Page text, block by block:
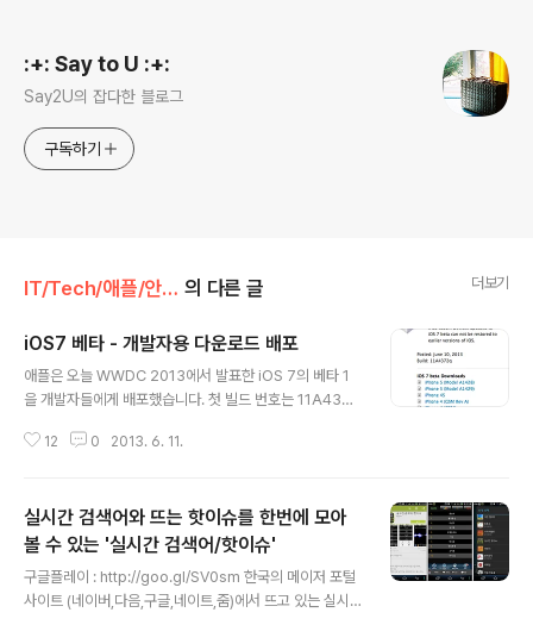
:+: Say to U :+:
Say2U의 잡다한 블로그
구독하기
IT/Tech/애플/안드로이드 TIP 의 다른 글 더보기
iOS7 베타 - 개발자용 다운로드 배포
애플은 오늘 WWDC 2013에서 발표한 iOS 7의 베타 1
을 개발자들에게 배포했습니다. 첫 빌드 번호는 11A4372
기들에 설치할 수 있으며, 베타 버전을 설치한 유저들에 따
개발자들은 iOS 7 베타 1을 기기들에 설치하기 전에 iTun
es를 통해 혹은 iCloud를 통해 백업해야하며, 개발자 등
록을 하지 않은 경우 정식 경로를 통해 다운로드가 불가능
합니다. 다운로드 가능한 iOS7 지원기기는 아래와 같습니
다. - iPhone 5 (A1428)- iPhone 5 (A1429)- iPhon
12 0 2013. 6. 11.
실시간 검색어와 뜨는 핫이슈를 한번에 모아
볼 수 있는 '실시간 검색어/핫이슈'
구글플레이 : http://goo.gl/SV0sm 한국의 메이저 포털
사이트 (네이버,다음,구글,네이트,줌)에서 뜨고 있는 실시